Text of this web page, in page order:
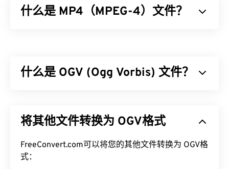
什么是 MP4（MPEG-4）文件？
管理和存储的文件。它也是互联网流媒体（例如
如何打开 MP4 文件？
MP4 文件会在操作系统的默认视频播放器中打开。
只需双击文件即可打开。无需第三方软件。在 ​​
什么是 OGV (Ogg Vorbis) 文件？
编解码器的一部分，该系列由非营利组织 Xiph.Org
OGV 可以时分复用 (TDM)音频、视频、文本（字
幕）和元数据。它支持流媒体以及
将其他文件转换为 OGV格式
FreeConvert.com可以将您的其他文件转换为 OGV格
式：